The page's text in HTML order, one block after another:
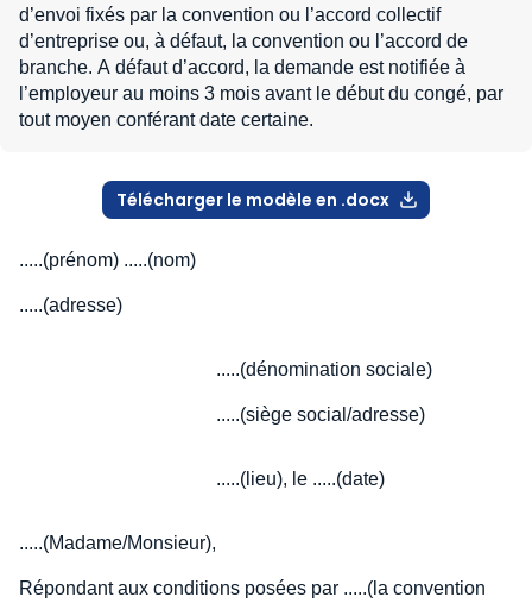
d’envoi fixés par la convention ou l’accord collectif
d’entreprise ou, à défaut, la convention ou l’accord de
branche. A défaut d’accord, la demande est notifiée à
l’employeur au moins 3 mois avant le début du congé, par
tout moyen conférant date certaine.
Télécharger le modèle en .docx
.....(prénom) .....(nom)
.....(adresse)
.....(dénomination sociale)
.....(siège social/adresse)
.....(lieu), le .....(date)
.....(Madame/Monsieur),
Répondant aux conditions posées par .....(la convention